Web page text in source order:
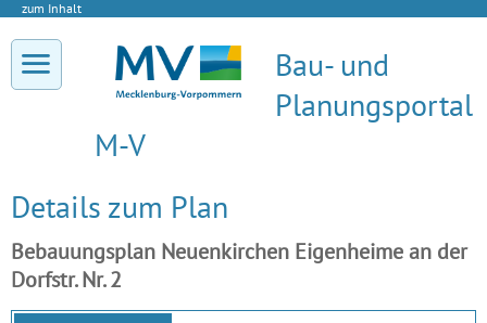
zum Inhalt
Bau- und
Planungsportal
M-V
Details zum Plan
Bebauungsplan Neuenkirchen Eigenheime an der
Dorfstr. Nr. 2